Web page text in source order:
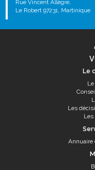
Rue Vincent Allègre,
Le Robert 97231, Martinique
Le
Les
Annuaire